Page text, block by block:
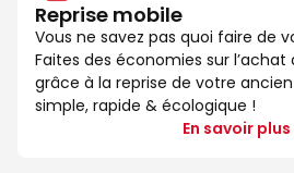
Reprise mobile
Vous ne savez pas quoi faire de
Faites des économies sur l’achat
grâce à la reprise de votre
simple, rapide & écologique !
En savoir plus